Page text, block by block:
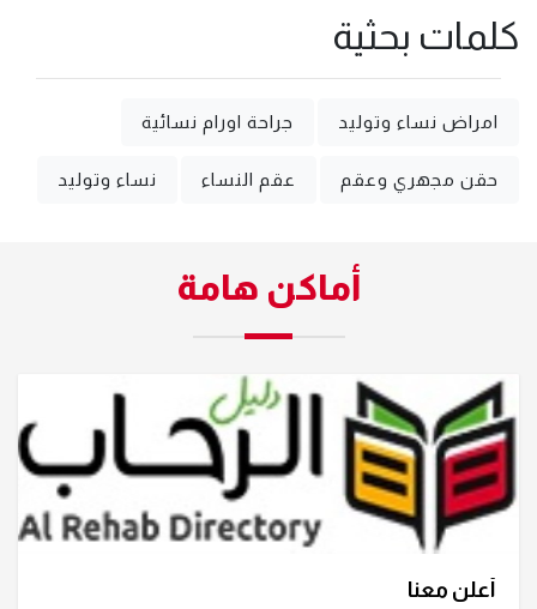
كلمات بحثية
امراض نساء وتوليد جراحة اورام نسائية
حقن مجهري وعقم عقم النساء نساء وتوليد
أماكن هامة
أعلن معنا